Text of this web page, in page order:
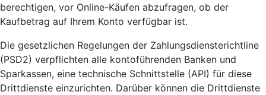
berechtigen, vor Online-Käufen abzufragen, ob der
Kaufbetrag auf Ihrem Konto verfügbar ist.
Die gesetzlichen Regelungen der Zahlungsdiensterichtline
(PSD2) verpflichten alle kontoführenden Banken und
Sparkassen, eine technische Schnittstelle (API) für diese
Drittdienste einzurichten. Darüber können die Drittdienste